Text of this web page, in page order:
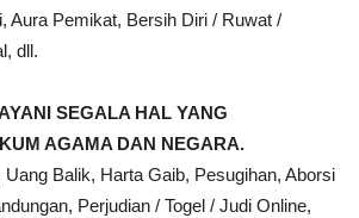
Aura Pemikat, Bersih Diri / Ruwat /
dll.
SEGALA HAL YANG
AGAMA DAN NEGARA.
Balik, Harta Gaib, Pesugihan, Aborsi
Perjudian / Togel / Judi Online,